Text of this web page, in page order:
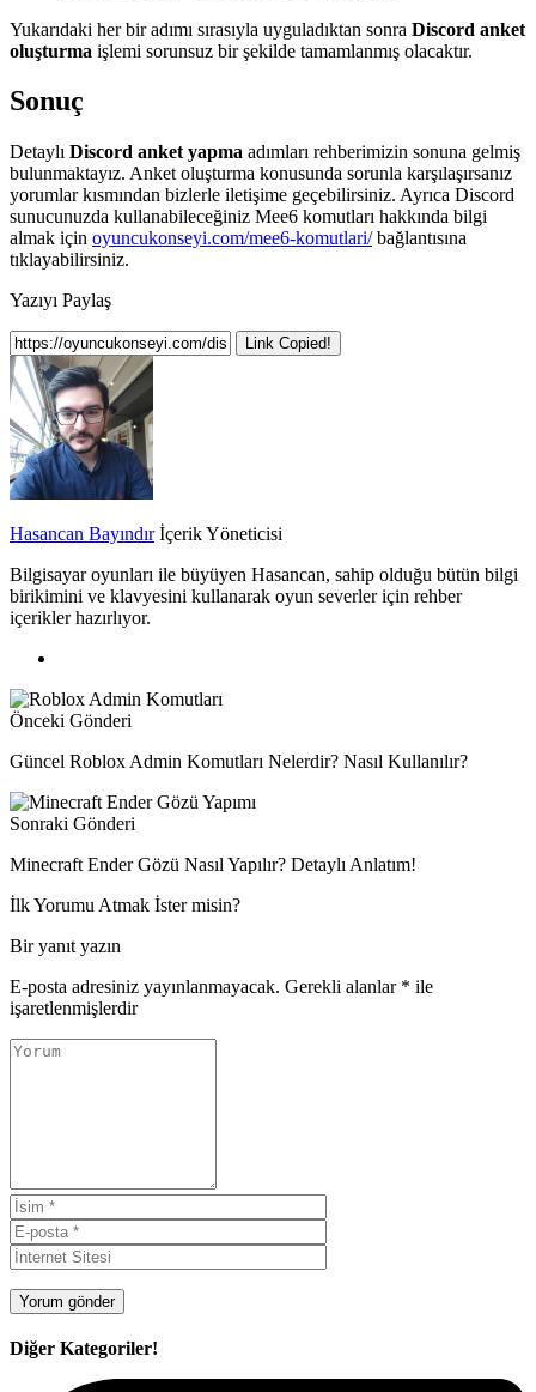
Yukarıdaki her bir adımı sırasıyla uyguladıktan sonra Discord anket
oluşturma işlemi sorunsuz bir şekilde tamamlanmış olacaktır.
Sonuç
Detaylı Discord anket yapma adımları rehberimizin sonuna gelmiş
bulunmaktayız. Anket oluşturma konusunda sorunla karşılaşırsanız
yorumlar kısmından bizlerle iletişime geçebilirsiniz. Ayrıca Discord
sunucunuzda kullanabileceğiniz Mee6 komutları hakkında bilgi
almak için oyuncukonseyi.com/mee6-komutlari/bağlantısına
tıklayabilirsiniz.
Yazıyı Paylaş
Link Copied!
Hasancan Bayındır İçerik Yöneticisi
Bilgisayar oyunları ile büyüyen Hasancan, sahip olduğu bütün bilgi
birikimini ve klavyesini kullanarak oyun severler için rehber
içerikler hazırlıyor.
Önceki Gönderi
Güncel Roblox Admin Komutları Nelerdir? Nasıl Kullanılır?
Sonraki Gönderi
Minecraft Ender Gözü Nasıl Yapılır? Detaylı Anlatım!
İlk Yorumu Atmak İster misin?
Bir yanıt yazın
E-posta adresiniz yayınlanmayacak. Gerekli alanlar * ile
işaretlenmişlerdir
Diğer Kategoriler!